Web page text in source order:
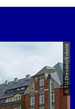
© TU Dresden/Eckold